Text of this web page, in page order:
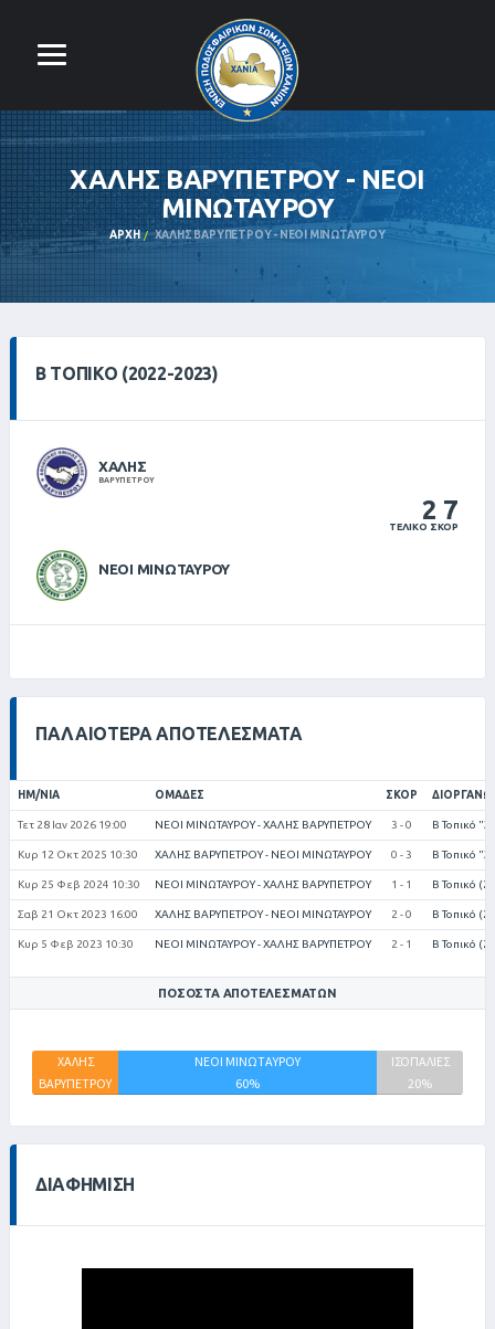
ΧΑΛΗΣ ΒΑΡΥΠΕΤΡΟΥ - ΝΕΟΙ
ΜΙΝΩΤΑΥΡΟΥ
ΑΡΧΉ ΧΑΛΗΣ ΒΑΡΥΠΕΤΡΟΥ - ΝΕΟΙ ΜΙΝΩΤΑΥΡΟΥ
Β ΤΟΠΙΚΌ (2022-2023)
ΧΑΛΗΣ
ΒΑΡΥΠΕΤΡΟΥ
2 7
ΤΕΛΙΚΌ ΣΚΟΡ
ΝΕΟΙ ΜΙΝΩΤΑΥΡΟΥ
ΠΑΛΑΙΌΤΕΡΑ ΑΠΟΤΕΛΈΣΜΑΤΑ
ΗΜ/ΝΊΑ ΟΜΆΔΕΣ ΣΚΟΡ
Τετ 28 Ιαν 2026 19:00 ΝΕΟΙ ΜΙΝΩΤΑΥΡΟΥ - ΧΑΛΗΣ ΒΑΡΥΠΕΤΡΟΥ 3 - 0 Β Τοπικό
Κυρ 12 Οκτ 2025 10:30 ΧΑΛΗΣ ΒΑΡΥΠΕΤΡΟΥ - ΝΕΟΙ ΜΙΝΩΤΑΥΡΟΥ 0 - 3 Β Τοπικό
Κυρ 25 Φεβ 2024 10:30 ΝΕΟΙ ΜΙΝΩΤΑΥΡΟΥ - ΧΑΛΗΣ ΒΑΡΥΠΕΤΡΟΥ 1 - 1 Β Τοπικό
Σαβ 21 Οκτ 2023 16:00 ΧΑΛΗΣ ΒΑΡΥΠΕΤΡΟΥ - ΝΕΟΙ ΜΙΝΩΤΑΥΡΟΥ 2 - 0 Β Τοπικό
Κυρ 5 Φεβ 2023 10:30 ΝΕΟΙ ΜΙΝΩΤΑΥΡΟΥ - ΧΑΛΗΣ ΒΑΡΥΠΕΤΡΟΥ 2 - 1 Β Τοπικό
ΠΟΣΟΣΤΆ ΑΠΟΤΕΛΕΣΜΆΤΩΝ
ΧΑΛΗΣ
ΒΑΡΥΠΕΤΡΟΥ
ΝΕΟΙ ΜΙΝΩΤΑΥΡΟΥ
60%
ΙΣΟΠΑΛΙΕΣ
20%
ΔΙΑΦΉΜΙΣΗ